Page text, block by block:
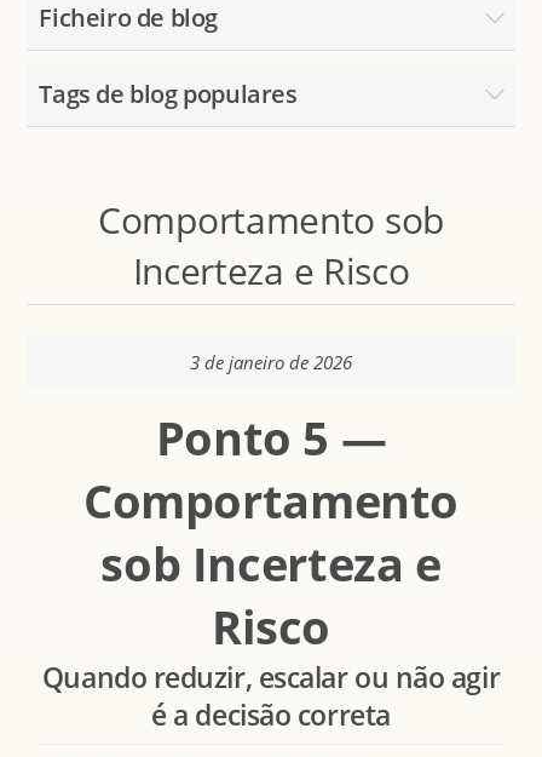
Falar Com Assistente
Ficheiro de blog
Tags de blog populares
Comportamento sob
Incerteza e Risco
3 de janeiro de 2026
Ponto 5 —
Comportamento
sob Incerteza e
Risco
Quando reduzir, escalar ou não agir
é a decisão correta